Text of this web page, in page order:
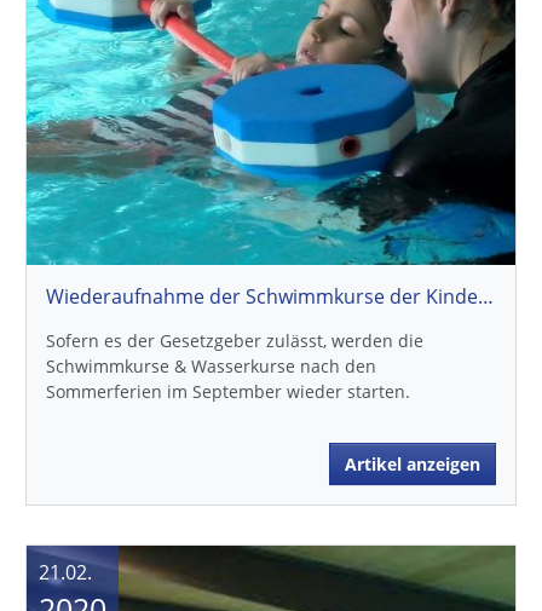
Wiederaufnahme der Schwimmkurse der Kinder / Wasserkurse der Erwachsenen
Sofern es der Gesetzgeber zulässt, werden die
Schwimmkurse & Wasserkurse nach den
Sommerferien im September wieder starten.
Artikel anzeigen
21.02.